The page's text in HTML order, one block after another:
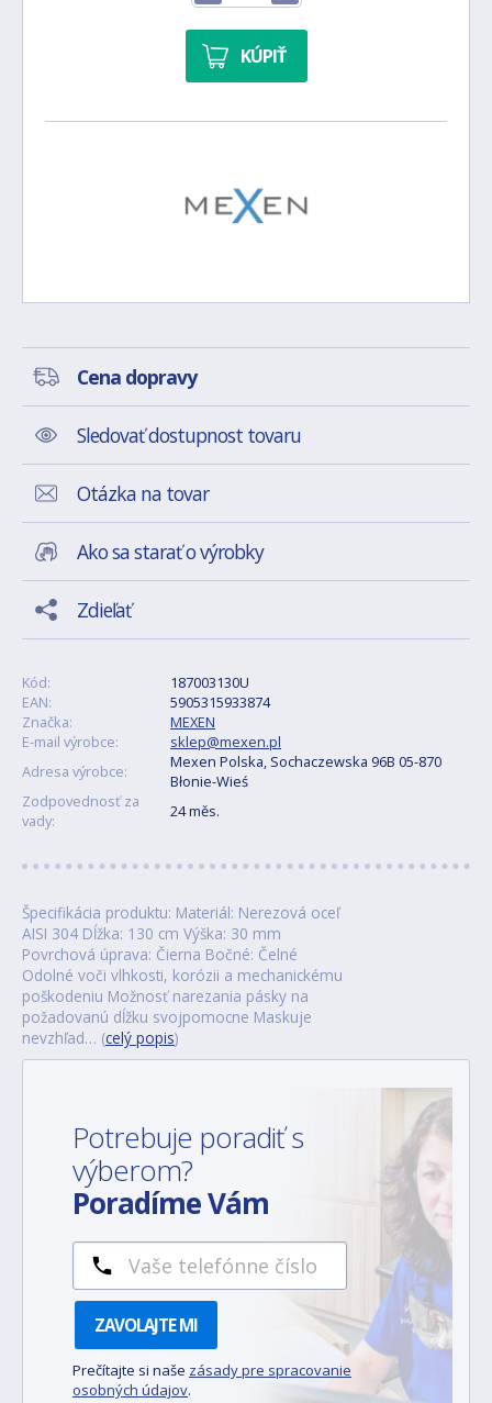
KÚPIŤ
Cena dopravy
Sledovať dostupnost tovaru
Otázka na tovar
Ako sa starať o výrobky
Zdieľať
Kód:
187003130U
EAN:
5905315933874
Značka:
MEXEN
E-mail výrobce:
sklep@mexen.pl
Adresa výrobce:
Mexen Polska, Sochaczewska 96B 05-870
Błonie-Wieś
Zodpovednosť za
vady:
24 měs.
Špecifikácia produktu: Materiál: Nerezová oceľ
AISI 304 Dĺžka: 130 cm Výška: 30 mm
Povrchová úprava: Čierna Bočné: Čelné
Odolné voči vlhkosti, korózii a mechanickému
poškodeniu Možnosť narezania pásky na
požadovanú dĺžku svojpomocne Maskuje
nevzhľad… (celý popis)
Potrebuje poradiť s
výberom?
Poradíme Vám
ZAVOLAJTE MI
Prečítajte si naše zásady pre spracovanie
osobných údajov.